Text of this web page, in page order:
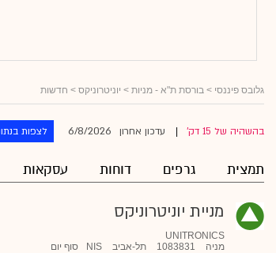
גלובס פיננסי > בורסת ת"א - מניות > יוניטרוניקס > חדשות
בהשהיה של 15 דק' עדכון אחרון 6/8/2026 לצפות
תמצית גרפים דוחות עסקאות
מניית יוניטרוניקס
UNITRONICS
מניה
1083831 תל-אביב NIS סוף יום